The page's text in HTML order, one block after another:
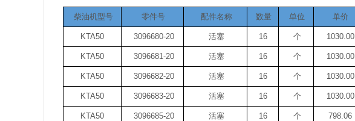
柴油机型号 零件号 配件名称 数量 单位 单价
KTA50 3096680-20 活塞 16 个 1030.00
KTA50 3096681-20 活塞 16 个 1030.00
KTA50 3096682-20 活塞 16 个 1030.00
KTA50 3096683-20 活塞 16 个 1030.00
KTA50 3096685-20 活塞 16 个 798.06